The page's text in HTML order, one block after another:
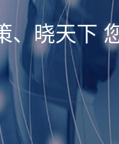
、晓天下